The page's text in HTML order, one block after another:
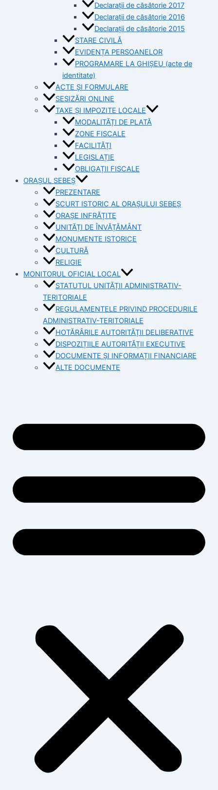
Declarații de căsătorie 2017
Declarații de căsătorie 2016
Declarații de căsătorie 2015
STARE CIVILĂ
EVIDENȚA PERSOANELOR
PROGRAMARE LA GHIȘEU (acte de
identitate)
ACTE ȘI FORMULARE
SESIZĂRI ONLINE
TAXE ȘI IMPOZITE LOCALE
MODALITĂȚI DE PLATĂ
ZONE FISCALE
FACILITĂȚI
LEGISLAȚIE
OBLIGAȚII FISCALE
ORAȘUL SEBEȘ
PREZENTARE
SCURT ISTORIC AL ORAȘULUI SEBEȘ
ORAȘE INFRĂȚITE
UNITĂȚI DE ÎNVĂȚĂMÂNT
MONUMENTE ISTORICE
CULTURĂ
RELIGIE
MONITORUL OFICIAL LOCAL
STATUTUL UNITĂȚII ADMINISTRATIV-
TERITORIALE
REGULAMENTELE PRIVIND PROCEDURILE
ADMINISTRATIV-TERITORIALE
HOTĂRÂRILE AUTORITĂȚII DELIBERATIVE
DISPOZIȚIILE AUTORITĂȚII EXECUTIVE
DOCUMENTE ȘI INFORMAȚII FINANCIARE
ALTE DOCUMENTE